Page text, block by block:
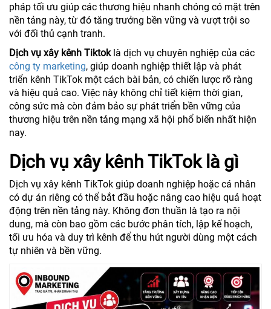
pháp tối ưu giúp các thương hiệu nhanh chóng có mặt trên
nền tảng này, từ đó tăng trưởng bền vững và vượt trội so
với đối thủ cạnh tranh.
Dịch vụ xây kênh Tiktoklà dịch vụ chuyên nghiệp của các
công ty marketing, giúp doanh nghiệp thiết lập và phát
triển kênh TikTok một cách bài bản, có chiến lược rõ ràng
và hiệu quả cao. Việc này không chỉ tiết kiệm thời gian,
công sức mà còn đảm bảo sự phát triển bền vững của
thương hiệu trên nền tảng mạng xã hội phổ biến nhất hiện
nay.
Dịch vụ xây kênh TikTok là gì
Dịch vụ xây kênh TikTok giúp doanh nghiệp hoặc cá nhân
có dự án riêng có thể bắt đầu hoặc nâng cao hiệu quả hoạt
động trên nền tảng này. Không đơn thuần là tạo ra nội
dung, mà còn bao gồm các bước phân tích, lập kế hoạch,
tối ưu hóa và duy trì kênh để thu hút người dùng một cách
tự nhiên và bền vững.